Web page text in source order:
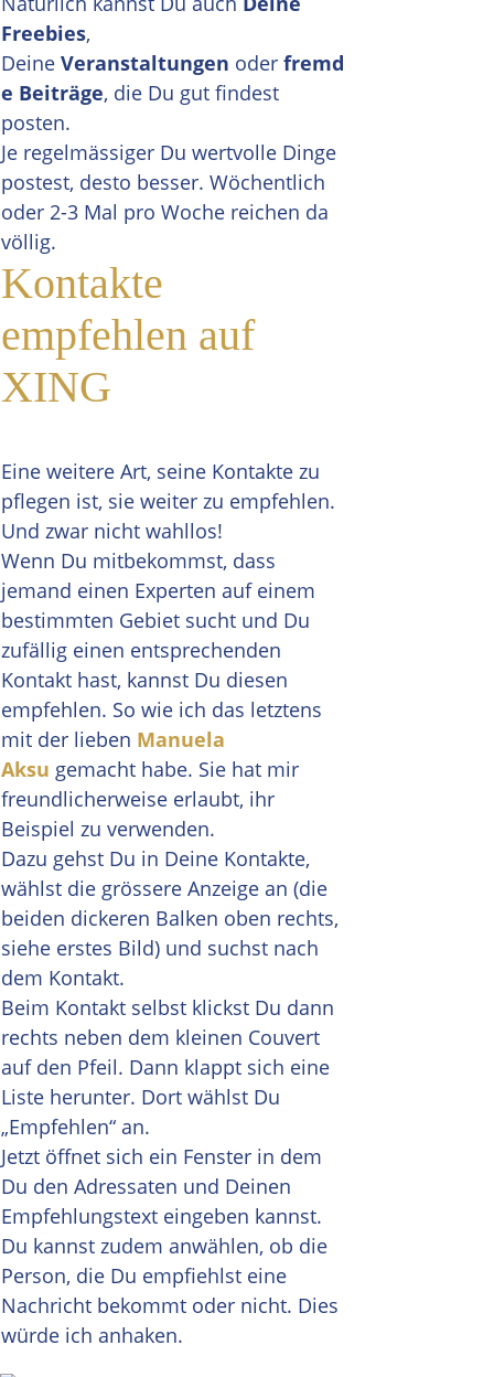
Freebies,
Deine Veranstaltungen oder fremd
e Beiträge, die Du gut findest
posten.
Je regelmässiger Du wertvolle Dinge
postest, desto besser. Wöchentlich
oder 2-3 Mal pro Woche reichen da
völlig.
Kontakte
empfehlen auf
XING
Eine weitere Art, seine Kontakte zu
pflegen ist, sie weiter zu empfehlen.
Und zwar nicht wahllos!
Wenn Du mitbekommst, dass
jemand einen Experten auf einem
bestimmten Gebiet sucht und Du
zufällig einen entsprechenden
Kontakt hast, kannst Du diesen
empfehlen. So wie ich das letztens
mit der lieben Manuela
Aksu gemacht habe. Sie hat mir
freundlicherweise erlaubt, ihr
Beispiel zu verwenden.
Dazu gehst Du in Deine Kontakte,
wählst die grössere Anzeige an (die
beiden dickeren Balken oben rechts,
siehe erstes Bild) und suchst nach
dem Kontakt.
Beim Kontakt selbst klickst Du dann
rechts neben dem kleinen Couvert
auf den Pfeil. Dann klappt sich eine
Liste herunter. Dort wählst Du
„Empfehlen“ an.
Jetzt öffnet sich ein Fenster in dem
Du den Adressaten und Deinen
Empfehlungstext eingeben kannst.
Du kannst zudem anwählen, ob die
Person, die Du empfiehlst eine
Nachricht bekommt oder nicht. Dies
würde ich anhaken.